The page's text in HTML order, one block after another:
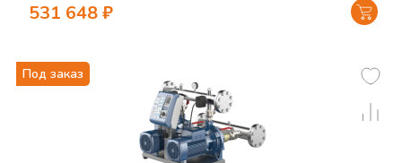
531 648₽
Под заказ